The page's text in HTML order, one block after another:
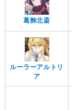
葛飾北斎
ルーラーアルトリ
ア